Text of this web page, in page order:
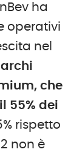
ha
operativi
nel
che
55% dei
rispetto
non è